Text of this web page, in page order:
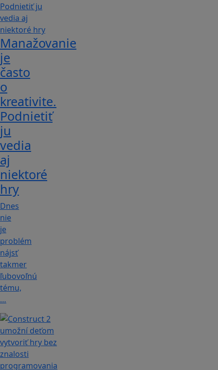
Manažovanie
je
často
o
kreativite.
Podnietiť
ju
vedia
aj
niektoré
hry
Dnes
nie
je
problém
nájsť
takmer
ľubovoľnú
tému,
…